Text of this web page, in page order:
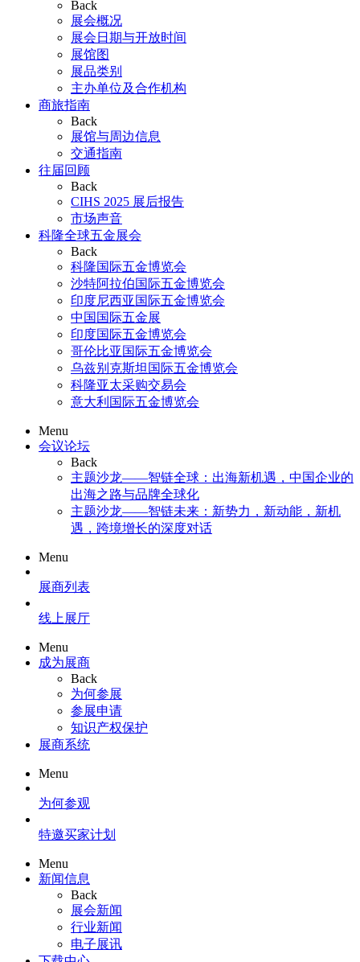
Back
展会概况
展会日期与开放时间
展馆图
展品类别
主办单位及合作机构
商旅指南
Back
展馆与周边信息
交通指南
往届回顾
Back
CIHS 2025 展后报告
市场声音
科隆全球五金展会
Back
科隆国际五金博览会
沙特阿拉伯国际五金博览会
印度尼西亚国际五金博览会
中国国际五金展
印度国际五金博览会
哥伦比亚国际五金博览会
乌兹别克斯坦国际五金博览会
科隆亚太采购交易会
意大利国际五金博览会
Menu
会议论坛
Back
主题沙龙——智链全球：出海新机遇，中国企业的
出海之路与品牌全球化
主题沙龙——智链未来：新势力，新动能，新机
遇，跨境增长的深度对话
Menu
展商列表
线上展厅
Menu
成为展商
Back
为何参展
参展申请
知识产权保护
展商系统
Menu
为何参观
特邀买家计划
Menu
新闻信息
Back
展会新闻
行业新闻
电子展讯